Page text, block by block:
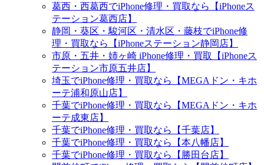
葛西・西葛西でiPhone修理・買取なら【iPhoneス
テーション葛西店】
静岡・葵区・駿河区・清水区・藤枝でiPhone修
理・買取なら【iPhoneステーション静岡店】
市原・五井・姉ヶ崎 iPhone修理・買取【iPhoneス
テーション市原五井店】
埼玉でiPhone修理・買取なら【MEGAドン・キホ
ーテ浦和原山店】
千葉でiPhone修理・買取なら【MEGAドン・キホ
ーテ成東店】
千葉でiPhone修理・買取なら【千葉店】
千葉でiPhone修理・買取なら【本八幡店】
千葉でiPhone修理・買取なら【勝田台店】